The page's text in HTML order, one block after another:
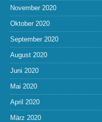
November 2020
Oktober 2020
September 2020
August 2020
Juni 2020
Mai 2020
April 2020
März 2020